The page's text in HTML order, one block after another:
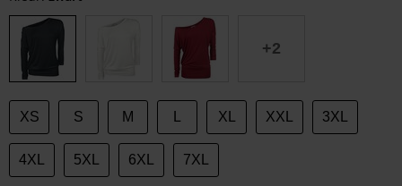
je
maat
+2
XS S M XL XXL 3XL
4XL 5XL 6XL 7XL